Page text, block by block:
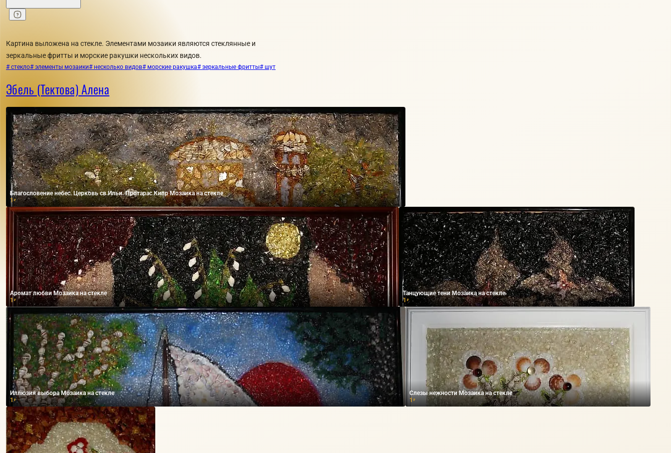
Картина выложена на стекле. Элементами мозаики являются стеклянные и
зеркальные фритты и морские ракушки нескольких видов.
# стекло# элементы мозаики# несколько видов# морские ракушка# зеркальные фритты# шут
Эбель (Тектова) Алена
Благословение небес. Церковь св.Ильи. Протарас.Кипр Мозаика на стекле
1₽
Аромат любви Мозаика на стекле
1₽
Танцующие тени Мозаика на стекле
1 ₽
Иллюзия выбора Мозаика на стекле
1₽
Слезы нежности Мозаика на стекле
1 ₽